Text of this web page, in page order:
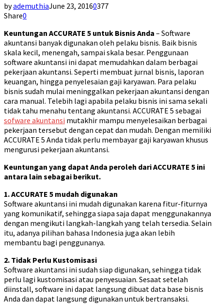
byademuthiaJune 23, 20160377
Share0
Keuntungan ACCURATE 5 untuk Bisnis Anda – Software
akuntansi banyak digunakan oleh pelaku bisnis. Baik bisnis
skala kecil, menengah, sampai skala besar. Penggunaan
software akuntansi ini dapat memudahkan dalam berbagai
pekerjaan akuntansi. Seperti membuat jurnal bisnis, laporan
keuangan, hingga penyelesaian gaji karyawan. Para pelaku
bisnis sudah mulai meninggalkan pekerjaan akuntansi dengan
cara manual. Telebih lagi apabila pelaku bisnis ini sama sekali
tidak tahu menahu tentang akuntansi. ACCURATE 5 sebagai
sofware akuntansi mutakhir mampu menyelesaikan berbagai
pekerjaan tersebut dengan cepat dan mudah. Dengan memiliki
ACCURATE 5 Anda tidak perlu membayar gaji karyawan khusus
mengurusi pekerjaan akuntansi.
Keuntungan yang dapat Anda peroleh dari ACCURATE 5 ini
antara lain sebagai berikut.
1. ACCURATE 5 mudah digunakan
Software akuntansi ini mudah digunakan karena fitur-fiturnya
yang komunikatif, sehingga siapa saja dapat menggunakannya
dengan mengikuti langkah-langkah yang telah tersedia. Selain
itu, adanya pilihan bahasa Indonesia juga akan lebih
membantu bagi penggunanya.
2. Tidak Perlu Kustomisasi
Software akuntansi ini sudah siap digunakan, sehingga tidak
perlu lagi kustomisasi atau penyesuaian. Sesaat setelah
diinstall, software ini dapat langsung dibuat data base bisnis
Anda dan dapat langsung digunakan untuk bertransaksi.